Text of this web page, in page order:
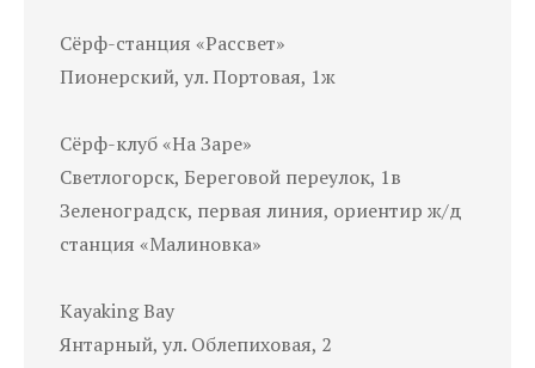
Сёрф-станция «Рассвет»
Пионерский, ул. Портовая, 1ж
Сёрф-клуб «На Заре»
Светлогорск, Береговой переулок, 1в
Зеленоградск, первая линия, ориентир ж/д
станция «Малиновка»
Kayaking Bay
Янтарный, ул. Облепиховая, 2